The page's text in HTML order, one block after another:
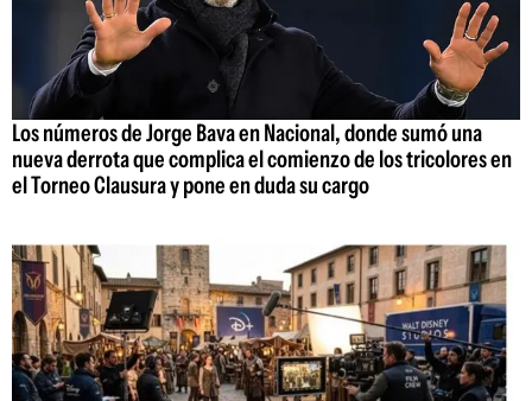
Los números de Jorge Bava en Nacional, donde sumó una
nueva derrota que complica el comienzo de los tricolores en
el Torneo Clausura y pone en duda su cargo